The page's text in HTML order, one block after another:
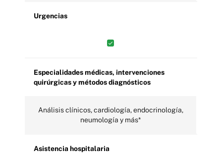
Urgencias
Especialidades médicas, intervenciones
quirúrgicas y métodos diagnósticos
Análisis clínicos, cardiología, endocrinología,
neumología y más*
Asistencia hospitalaria